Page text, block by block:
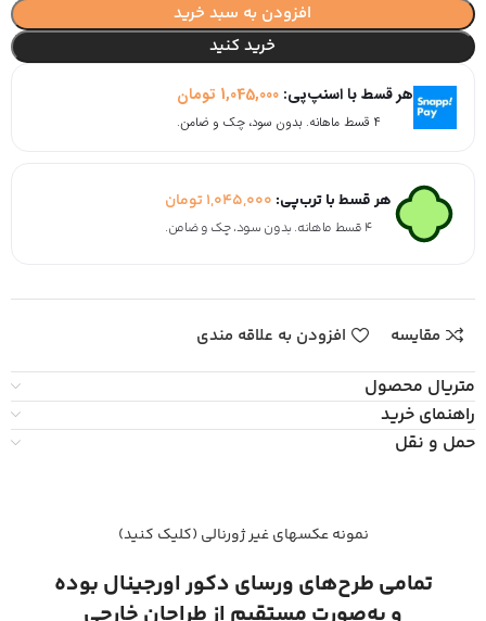
افزودن به سبد خرید
خرید کنید
هر قسط با اسنپ‌پی:1,045,000 تومان
۴ قسط ماهانه. بدون سود، چک و ضامن.
هر قسط با ترب‌پی: 1,045,000تومان
۴ قسط ماهانه. بدون سود، چک و ضامن.
مقایسه افزودن به علاقه مندی
متریال محصول
راهنمای خرید
حمل و نقل
نمونه عکسهای غیر ژورنالی (کلیک کنید)
تمامی طرح‌های ورسای دکور اورجینال بوده